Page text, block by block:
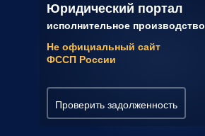
Юридический портал
исполнительное производство
Не официальный сайт
ФССП России
Проверить задолженность